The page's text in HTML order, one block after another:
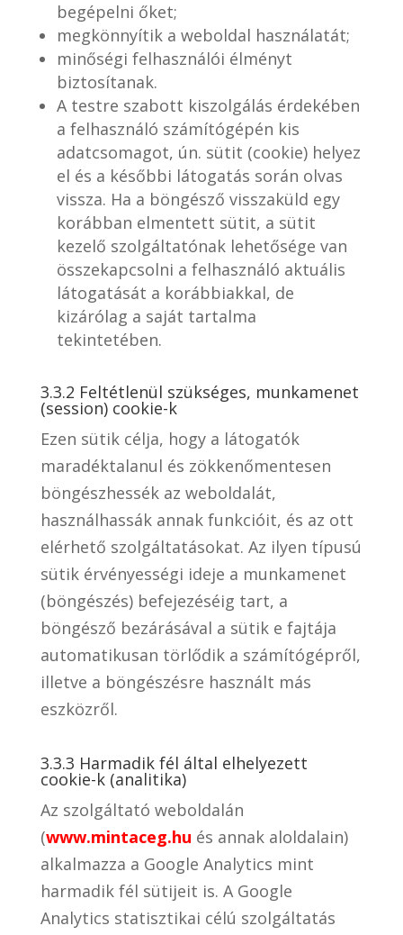
begépelni őket;
megkönnyítik a weboldal használatát;
minőségi felhasználói élményt
biztosítanak.
A testre szabott kiszolgálás érdekében
a felhasználó számítógépén kis
adatcsomagot, ún. sütit (cookie) helyez
el és a későbbi látogatás során olvas
vissza. Ha a böngésző visszaküld egy
korábban elmentett sütit, a sütit
kezelő szolgáltatónak lehetősége van
összekapcsolni a felhasználó aktuális
látogatását a korábbiakkal, de
kizárólag a saját tartalma
tekintetében.
3.3.2 Feltétlenül szükséges, munkamenet
(session) cookie-k
Ezen sütik célja, hogy a látogatók
maradéktalanul és zökkenőmentesen
böngészhessék az weboldalát,
használhassák annak funkcióit, és az ott
elérhető szolgáltatásokat. Az ilyen típusú
sütik érvényességi ideje a munkamenet
(böngészés) befejezéséig tart, a
böngésző bezárásával a sütik e fajtája
automatikusan törlődik a számítógépről,
illetve a böngészésre használt más
eszközről.
3.3.3 Harmadik fél által elhelyezett
cookie-k (analitika)
Az szolgáltató weboldalán
(www.mintaceg.hu és annak aloldalain)
alkalmazza a Google Analytics mint
harmadik fél sütijeit is. A Google
Analytics statisztikai célú szolgáltatás